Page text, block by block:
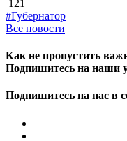
121
#Губернатор
Все новости
Как не пропустить
Подпишитесь на наши
Подпишитесь на нас в